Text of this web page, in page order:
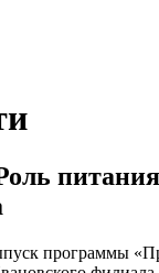
программы